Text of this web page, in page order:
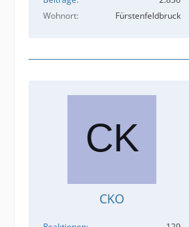
Wohnort
Fürstenfeldbruck
CKO